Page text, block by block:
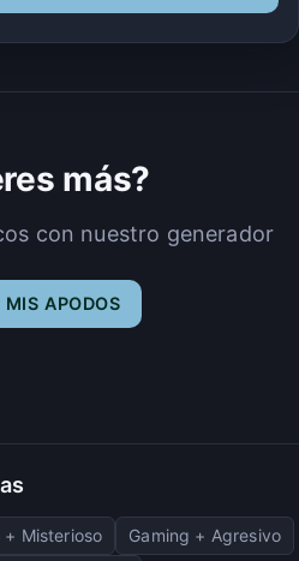
más?
con nuestro generador
MIS APODOS
+ Misterioso
Gaming + Agresivo